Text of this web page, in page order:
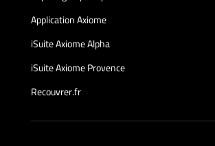
Application Axiome
iSuite Axiome Alpha
iSuite Axiome Provence
Recouvrer.fr